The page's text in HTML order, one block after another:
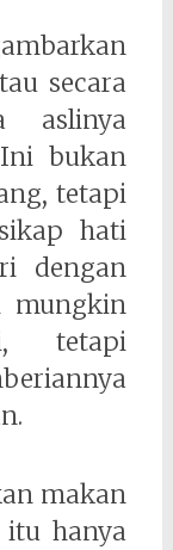
secara
aslinya
bukan
tetapi
hati
dengan
mungkin
tetapi
makan
hanya